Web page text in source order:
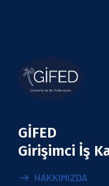
GİFED
Girişimci İş
HAKKIMIZDA